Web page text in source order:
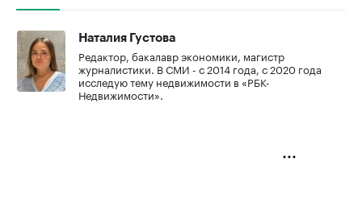
Наталия Густова
Редактор, бакалавр экономики, магистр
журналистики. В СМИ - с 2014 года, с 2020 года
исследую тему недвижимости в «РБК-
Недвижимости».